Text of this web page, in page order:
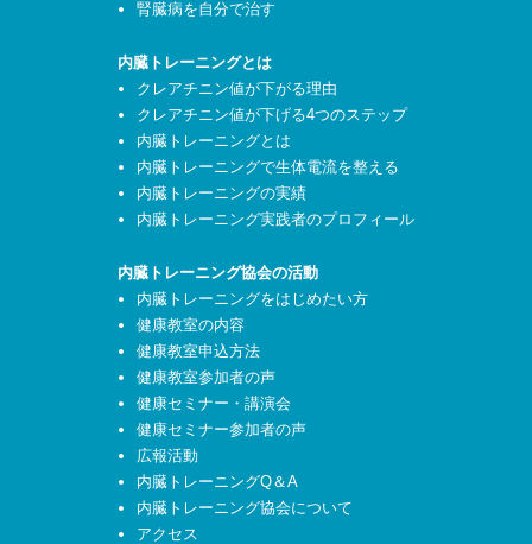
腎臓病を自分で治す
内臓トレーニングとは
クレアチニン値が下がる理由
クレアチニン値が下げる4つのステップ
内臓トレーニングとは
内臓トレーニングで生体電流を整える
内臓トレーニングの実績
内臓トレーニング実践者のプロフィール
内臓トレーニング協会の活動
内臓トレーニングをはじめたい方
健康教室の内容
健康教室申込方法
健康教室参加者の声
健康セミナー・講演会
健康セミナー参加者の声
広報活動
内臓トレーニングQ＆A
内臓トレーニング協会について
アクセス